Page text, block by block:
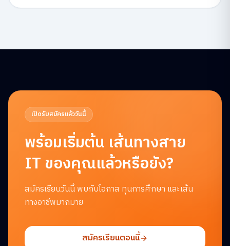
เปิดรับสมัครแล้ววันนี้
พร้อมเริ่มต้น เส้นทางสาย
IT ของคุณแล้วหรือยัง?
สมัครเรียนวันนี้ พบกับโอกาส ทุนการศึกษา และเส้น
ทางอาชีพมากมาย
สมัครเรียนตอนนี้